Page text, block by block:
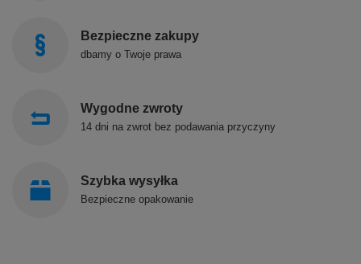
Bezpieczne zakupy
dbamy o Twoje prawa
Wygodne zwroty
14 dni na zwrot bez podawania przyczyny
Szybka wysyłka
Bezpieczne opakowanie